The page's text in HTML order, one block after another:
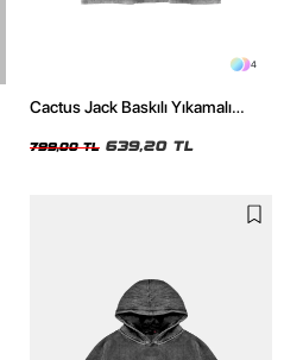
4
Cactus Jack Baskılı Yıkamalı
799,00 TL 639,20 TL